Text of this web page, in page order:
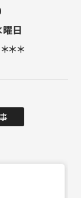
日
＊＊